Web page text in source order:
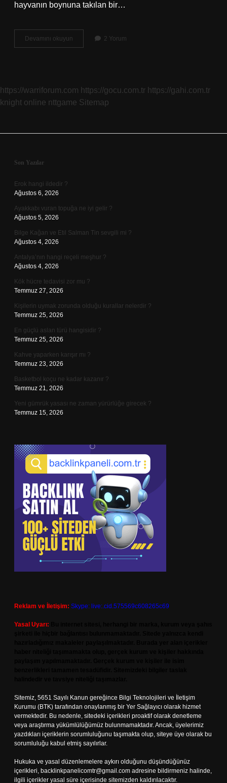
hayvanın boynuna takılan bir…
Devamını okuyun Hayvanların
Boynuna
2 Yorum
https://warriforum.com https://gocu.com.tr https://gahi.com.tr
knight online nttgame Sitemap
Sidebar
Son Yazılar
Erok hangi ildedir ?
Ağustos 6, 2026
Ayakkabı vuran topuğa ne iyi gelir ?
Ağustos 5, 2026
Bilge Kağan ve Etil Salman Tin sevgili mi ?
Ağustos 4, 2026
Antalya’nın hangi reçeli meşhur ?
Ağustos 4, 2026
Kök hücre tedavisi zor mu ?
Temmuz 27, 2026
Kişilerin uymak zorunda olduğu kurallar nelerdir ?
Temmuz 25, 2026
En güçlü aslan türü hangisidir ?
Temmuz 25, 2026
Kahve yaparken karışır mı ?
Temmuz 23, 2026
Basketbol koçu ne kadar kazanır ?
Temmuz 21, 2026
Yeni gümrük yasası ne zaman yürürlüğe girecek ?
Temmuz 15, 2026
Reklam ve İletişim: Skype: live:.cid.575569c608265c69
Yasal Uyarı:
Sitemiz, 5651 Sayılı Kanun gereğince Bilgi Teknolojileri ve İletişim
Kurumu (BTK) tarafından onaylanmış bir Yer Sağlayıcı olarak hizmet
vermektedir. Bu nedenle, sitedeki içerikleri proaktif olarak denetleme
veya araştırma yükümlülüğümüz bulunmamaktadır. Ancak, üyelerimiz
yazdıkları içeriklerin sorumluluğunu taşımakta olup, siteye üye olarak bu
sorumluluğu kabul etmiş sayılırlar.
Hukuka ve yasal düzenlemelere aykırı olduğunu düşündüğünüz
içerikleri, backlinkpanelicomtr@gmail.com adresine bildirmeniz halinde,
ilgili içerikler yasal süre içerisinde sitemizden kaldırılacaktır.